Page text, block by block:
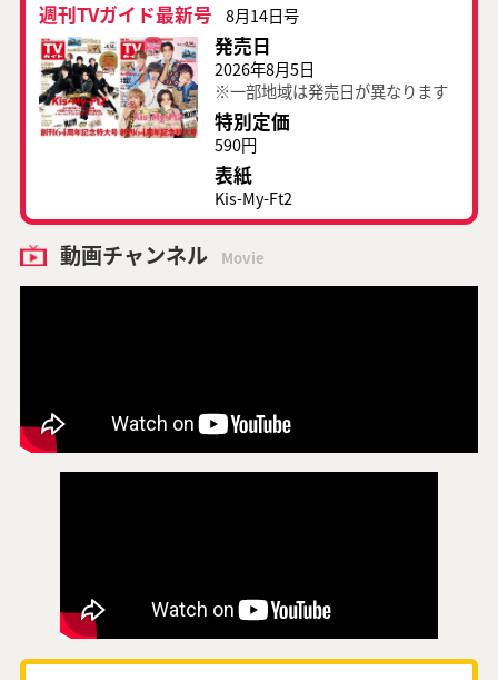
週刊TVガイド最新号 8月14日号
発売日
2026年8月5日
※一部地域は発売日が異なります
特別定価
590円
表紙
Kis-My-Ft2
動画チャンネル Movie